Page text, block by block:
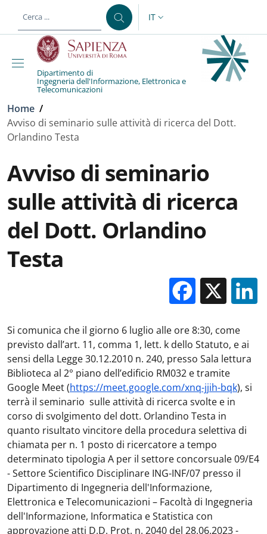
al contenuto principale
SELETTORE LINGUA:
IT
Dipartimento di
Ingegneria dell'Informazione, Elettronica e
Telecomunicazioni
Briciole di pane
Home /
Avviso di seminario sulle attività di ricerca del Dott.
Orlandino Testa
Avviso di seminario
sulle attività di ricerca
del Dott. Orlandino
Testa
X
Si comunica che il giorno 6 luglio alle ore 8:30, come
previsto dall’art. 11, comma 1, lett. k dello Statuto, e ai
sensi della Legge 30.12.2010 n. 240, presso Sala lettura
Biblioteca al 2° piano dell’edificio RM032 e tramite
Google Meet (https://meet.google.com/xnq-jjih-bqk), si
terrà il seminario sulle attività di ricerca svolte e in
corso di svolgimento del dott. Orlandino Testa in
quanto risultato vincitore della procedura selettiva di
chiamata per n. 1 posto di ricercatore a tempo
determinato tipologia A per il settore concorsuale 09/E4
- Settore Scientifico Disciplinare ING-INF/07 presso il
Dipartimento di Ingegneria dell'Informazione,
Elettronica e Telecomunicazioni – Facoltà di Ingegneria
dell'Informazione, Informatica e Statistica con
approvazione atti D.D. Prot. n. 2040 del 28.06.2023 -